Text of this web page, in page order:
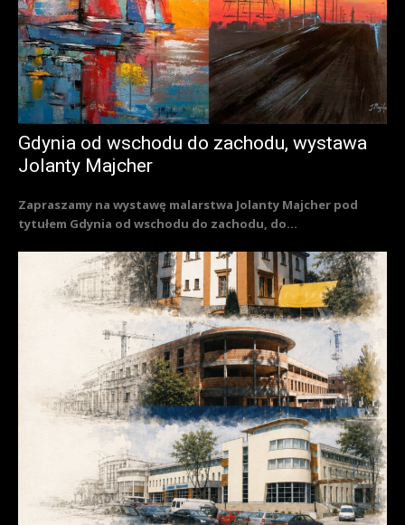
Gdynia od wschodu do zachodu, wystawa
Jolanty Majcher
Zapraszamy na wystawę malarstwa Jolanty Majcher pod
tytułem Gdynia od wschodu do zachodu, do...